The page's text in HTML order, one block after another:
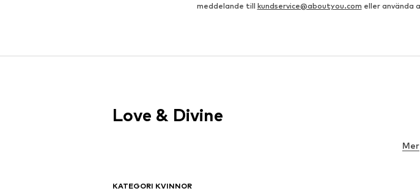
meddelande till kundservice@aboutyou.com eller använda
KATEGORI KVINNOR
Love & Divine
Mer